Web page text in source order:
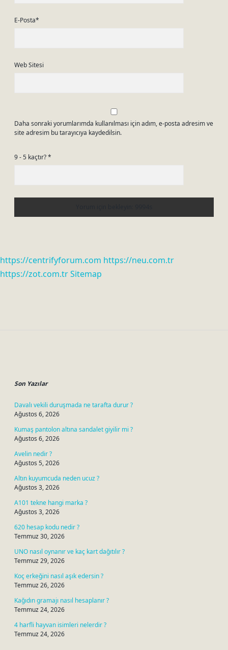
E-Posta*
Web Sitesi
Daha sonraki yorumlarımda kullanılması için adım, e-posta adresim ve
site adresim bu tarayıcıya kaydedilsin.
9 - 5 kaçtır?*
https://centrifyforum.com https://neu.com.tr
https://zot.com.trSitemap
Son Yazılar
Davalı vekili duruşmada ne tarafta durur ?
Ağustos 6, 2026
Kumaş pantolon altına sandalet giyilir mi ?
Ağustos 6, 2026
Avelin nedir ?
Ağustos 5, 2026
Altın kuyumcuda neden ucuz ?
Ağustos 3, 2026
A101 tekne hangi marka ?
Ağustos 3, 2026
620 hesap kodu nedir ?
Temmuz 30, 2026
UNO nasıl oynanır ve kaç kart dağıtılır ?
Temmuz 29, 2026
Koç erkeğini nasıl aşık edersin ?
Temmuz 26, 2026
Kağıdın gramajı nasıl hesaplanır ?
Temmuz 24, 2026
4 harfli hayvan isimleri nelerdir ?
Temmuz 24, 2026